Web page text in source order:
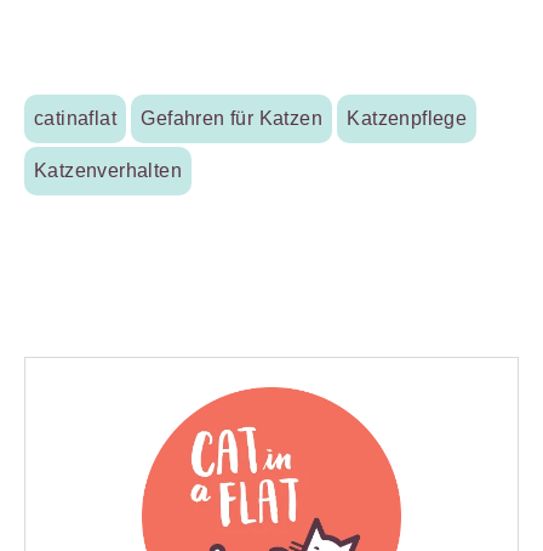
catinaflat Gefahren für Katzen Katzenpflege
Katzenverhalten